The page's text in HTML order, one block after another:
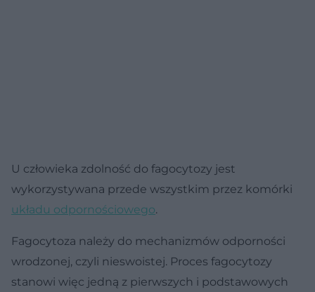
U człowieka zdolność do fagocytozy jest
wykorzystywana przede wszystkim przez komórki
układu odpornościowego.
Fagocytoza należy do mechanizmów odporności
wrodzonej, czyli nieswoistej. Proces fagocytozy
stanowi więc jedną z pierwszych i podstawowych